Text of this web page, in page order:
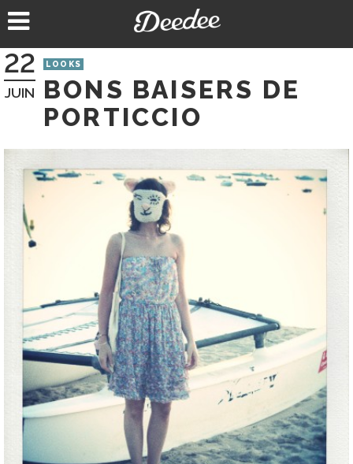
au
22
JUIN
LOOKS
BONS BAISERS DE
PORTICCIO